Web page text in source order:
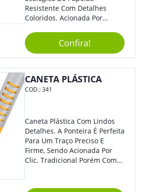
Resistente Com Detalhes
Coloridos. Acionada Por
E Tem Ponteira Firme, Ideal
Para Traços Precisos.
Confira!
CANETA PLÁSTICA
COD.:341
Caneta Plástica Com Lindos
Detalhes. A Ponteira É Perfeita
Para Um Traço Preciso E
Firme, Sendo Acionada Por
Clic. Tradicional Porém Com